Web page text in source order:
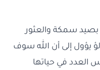
بصيد سمكة والعثور
يؤول إلى أن الله سوف
العدد في حياتها